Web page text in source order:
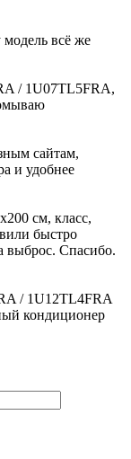
всё же
/ 1U07TL5FRA,
сайтам,
и удобнее
см, класс,
быстро
выброс. Спасибо.
/ 1U12TL4FRA
кондиционер